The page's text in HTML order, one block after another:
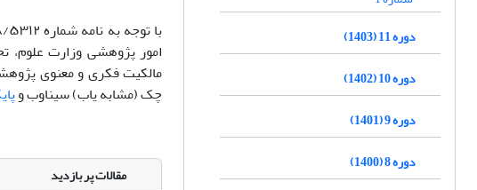
دوره 11 (1403)
دوره 10 (1402)
دوره 9 (1401)
دوره 8 (1400)
امور پژوهشی وزارت علوم،
مالکیت فکری و معنوی
چک (مشابه یاب) سیناوب و
مقالات پر بازدید